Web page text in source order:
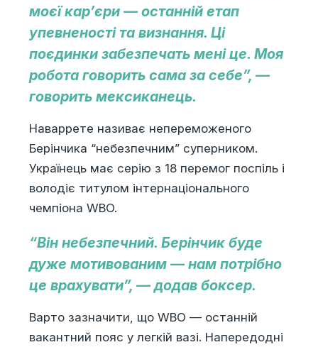
моєї кар’єри — останній етап
упевненості та визнання. Ці
поєдинки забезпечать мені це. Моя
робота говорить сама за себе”, —
говорить мексиканець.
Наваррете називає непереможеного
Берінчика “небезпечним” суперником.
Українець має серію з 18 перемог поспіль і
володіє титулом інтернаціонального
чемпіона WBO.
“Він небезпечний. Берінчик буде
дуже мотивованим — нам потрібно
це врахувати”, — додав боксер.
Варто зазначити, що WBO — останній
вакантний пояс у легкій вазі. Напередодні